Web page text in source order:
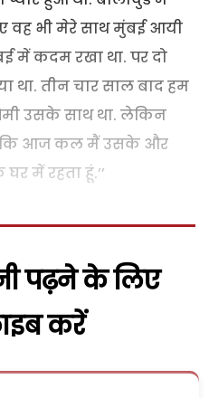
वह भी मेरे साथ मुंबई आयी
में कदम रखा था. पर दो
था. तीन चार साल बाद हम
उसके साथ था. लेकिन
कि आज कल मैं उसके और
में रहता हूं.’’
पढ़ने के लिए
करें